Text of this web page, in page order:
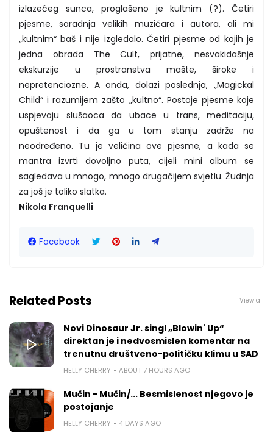
izlazećeg sunca, proglašeno je kultnim (?). Četiri
pjesme, saradnja velikih muzičara i autora, ali mi
„kultnim“ baš i nije izgledalo. Četiri pjesme od kojih je
jedna obrada The Cult, prijatne, nesvakidašnje
ekskurzije u prostranstva mašte, široke i
nepretenciozne. A onda, dolazi poslednja, „Magickal
Child“ i razumijem zašto „kultno“. Postoje pjesme koje
uspjevaju slušaoca da ubace u trans, meditaciju,
opuštenost i da ga u tom stanju zadrže na
neodređeno. Tu je veličina ove pjesme, a kada se
mantra izvrti dovoljno puta, cijeli mini album se
sagledava u mnogo, mnogo drugačijem svjetlu. Žudnja
za još je toliko slatka.
Nikola Franquelli
Facebook
Related Posts View all
Novi Dinosaur Jr. singl „Blowin' Up“
direktan je i nedvosmislen komentar na
trenutnu društveno-političku klimu u SAD
HELLY CHERRY ABOUT 7 HOURS AGO
Mučin - Mučin/... Besmislenost njegovo je
postojanje
HELLY CHERRY 4 DAYS AGO